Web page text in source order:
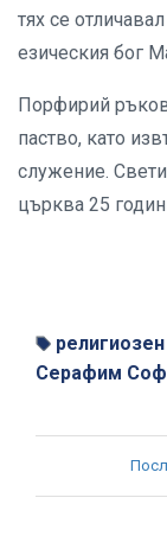
тях се
езическия бог
Порфирий
паство, като
служение.
църква 25
Серафим